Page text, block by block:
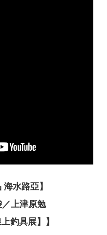
海水路亞】
上津原勉
釣具展】】